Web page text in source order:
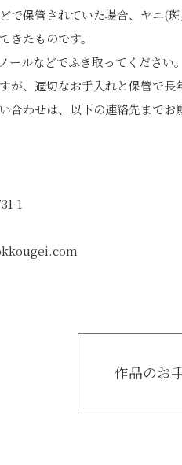
で保管されていた場合、ヤニ(斑
きたものです。
ルなどでふき取ってください。
が、適切なお手入れと保管で長
合わせは、以下の連絡先までお
1
作品のお